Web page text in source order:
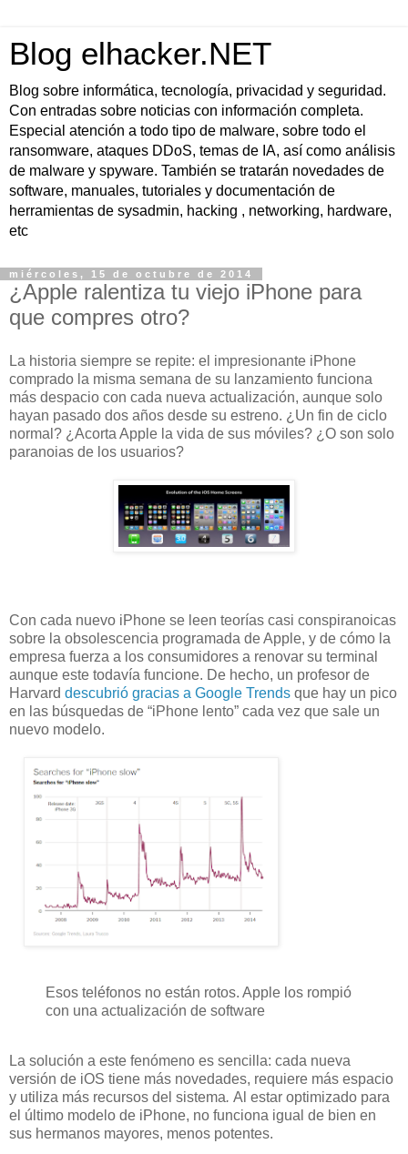
Blog elhacker.NET
Blog sobre informática, tecnología, privacidad y seguridad.
Con entradas sobre noticias con información completa.
Especial atención a todo tipo de malware, sobre todo el
ransomware, ataques DDoS, temas de IA, así como análisis
de malware y spyware. También se tratarán novedades de
software, manuales, tutoriales y documentación de
herramientas de sysadmin, hacking , networking, hardware,
etc
miércoles, 15 de octubre de 2014
¿Apple ralentiza tu viejo iPhone para
que compres otro?
La historia siempre se repite: el impresionante iPhone
comprado la misma semana de su lanzamiento funciona
más despacio con cada nueva actualización, aunque solo
hayan pasado dos años desde su estreno. ¿Un fin de ciclo
normal? ¿Acorta Apple la vida de sus móviles? ¿O son solo
paranoias de los usuarios?
Con cada nuevo iPhone se leen teorías casi conspiranoicas
sobre la obsolescencia programada de Apple, y de cómo la
empresa fuerza a los consumidores a renovar su terminal
aunque este todavía funcione. De hecho, un profesor de
Harvard descubrió gracias a Google Trends que hay un pico
en las búsquedas de “iPhone lento” cada vez que sale un
nuevo modelo.
Esos teléfonos no están rotos. Apple los rompió
con una actualización de software
La solución a este fenómeno es sencilla: cada nueva
versión de iOS tiene más novedades, requiere más espacio
y utiliza más recursos del sistema. Al estar optimizado para
el último modelo de iPhone, no funciona igual de bien en
sus hermanos mayores, menos potentes.